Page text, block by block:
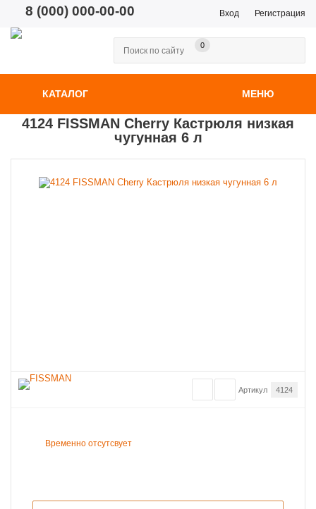
8 (000) 000-00-00 Вход Регистрация
КАТАЛОГ МЕНЮ
0
4124 FISSMAN Cherry Кастрюля низкая
чугунная 6 л
Артикул 4124
Временно отсутсвует